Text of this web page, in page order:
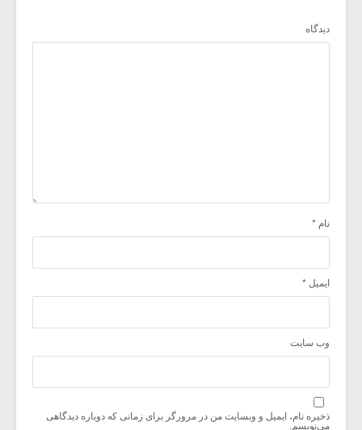
دیدگاه
نام *
ایمیل *
وب‌ سایت
ذخیره نام، ایمیل و وبسایت من در مرورگر برای زمانی که دوباره دیدگاهی
می‌نویسم.